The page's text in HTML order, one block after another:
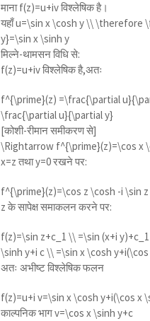
माना f(z)=u+iv विश्लेषिक है।
यहाँu=\sin x \cosh y \\ \therefore
y}=\sin x \sinh y
मिल्ने-थामसन विधि से:
f(z)=u+iv विश्लेषिक है,अतः
f^{\prime}(z) =\frac{\partial
\frac{\partial u}{\partial y}
[कोशी-रीमान समीकरण से]
\Rightarrow f^{\prime}(z)=\cos x
x=z तथा y=0 रखने पर:
f^{\prime}(z)=\cos z \cosh -i \sin
z के सापेक्ष समाकलन करने पर:
f(z)=\sin z+c_1 \\ =\sin (x+i
\sinh y+i c \\ =\sin x \cosh
अतः अभीष्ट विश्लेषिक फलन
f(z)=u+i v=\sin x \cosh y+i(\cos x
काल्पनिक भागv=\cos x \sinh y+c